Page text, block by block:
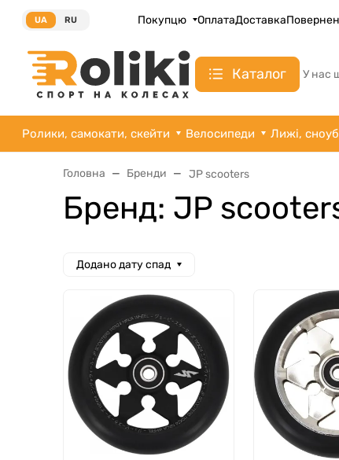
UA RU Покупцю ОплатаДоставка
Каталог У нас
Ролики, самокати, скейти Велосипеди Лижі,
Головна Бренди JP scooters
Бренд: JP
Додано дату спад